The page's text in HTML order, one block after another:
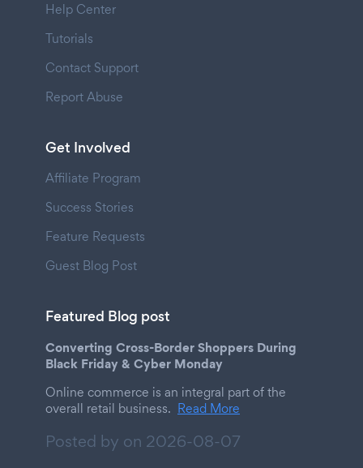
Help Center
Tutorials
Contact Support
Report Abuse
Get Involved
Affiliate Program
Success Stories
Feature Requests
Guest Blog Post
Featured Blog post
Converting Cross-Border Shoppers During
Black Friday & Cyber Monday
Online commerce is an integral part of the
overall retail business. Read More
Posted by on 2026-08-07